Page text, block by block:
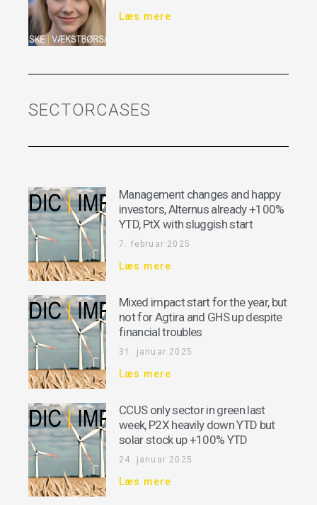
Læs mere
SECTORCASES
Management changes and happy
investors, Alternus already +100%
YTD, PtX with sluggish start
7. februar 2025
Læs mere
Mixed impact start for the year, but
not for Agtira and GHS up despite
financial troubles
31. januar 2025
Læs mere
CCUS only sector in green last
week, P2X heavily down YTD but
solar stock up +100% YTD
24. januar 2025
Læs mere